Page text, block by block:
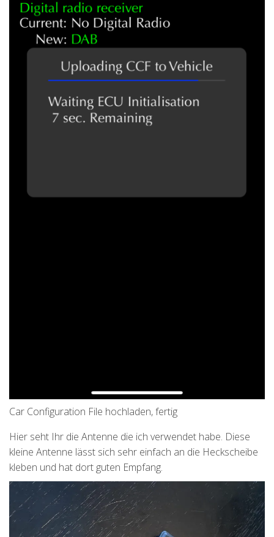
Car Configuration File hochladen, fertig
Hier seht Ihr die Antenne die ich verwendet habe. Diese
kleine Antenne lässt sich sehr einfach an die Heckscheibe
kleben und hat dort guten Empfang.